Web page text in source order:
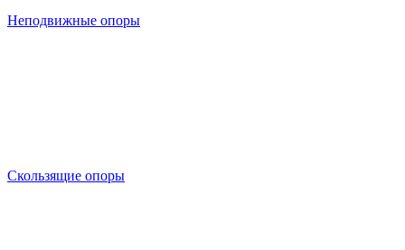
Неподвижные опоры
Скользящие опоры